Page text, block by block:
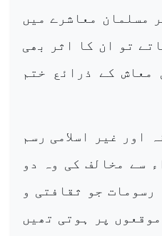
مسلمان معاشرے میں
تو ان کا اثر بھی
معاش کے ذرائع ختم
اور غیر اسلامی رسم
سے مخالف کی وہ دو
رسومات جو ثقافتی و
پر ہوتی تھیں